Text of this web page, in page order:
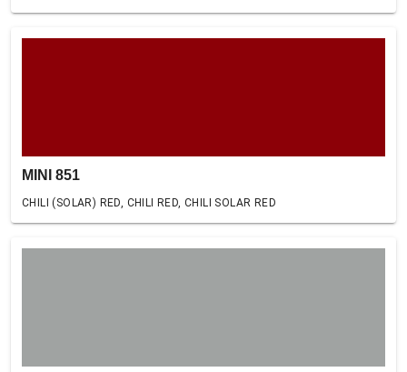
MINI 851
CHILI (SOLAR) RED, CHILI RED, CHILI SOLAR RED